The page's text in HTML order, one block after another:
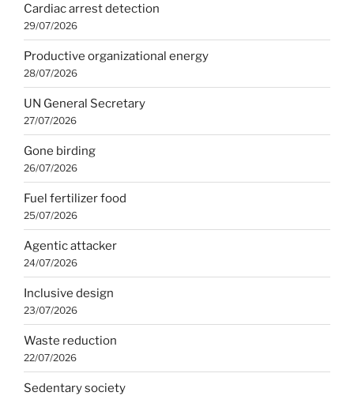
Cardiac arrest detection
29/07/2026
Productive organizational energy
28/07/2026
UN General Secretary
27/07/2026
Gone birding
26/07/2026
Fuel fertilizer food
25/07/2026
Agentic attacker
24/07/2026
Inclusive design
23/07/2026
Waste reduction
22/07/2026
Sedentary society